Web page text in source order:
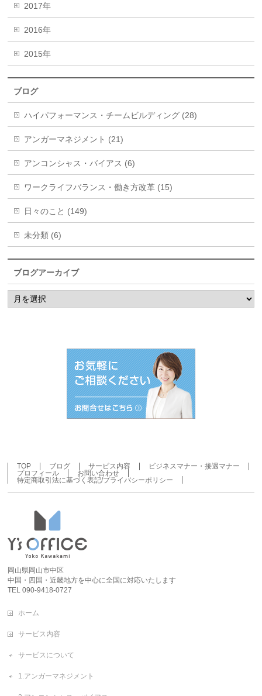
2017年
2016年
2015年
ブログ
ハイパフォーマンス・チームビルディング (28)
アンガーマネジメント (21)
アンコンシャス・バイアス (6)
ワークライフバランス・働き方改革 (15)
日々のこと (149)
未分類 (6)
ブログアーカイブ
ブ
ロ
グ
TOP ブログ サービス内容
ビジネスマナー・接遇マナー
プロフィール
お問い合わせ
特定商取引法に基づく表記/プライバシーポリシー
岡山県岡山市中区
中国・四国・近畿地方を中心に全国に対応いたします
TEL 090-9418-0727
ホーム
サービス内容
サービスについて
1.アンガーマネジメント